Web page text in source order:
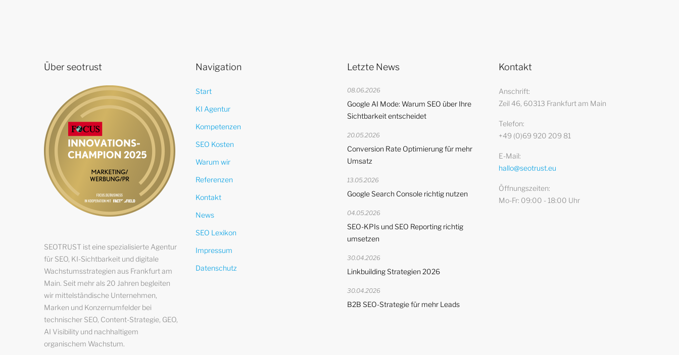
Über seotrust
SEOTRUST ist eine spezialisierte Agentur
für SEO, KI-Sichtbarkeit und digitale
Wachstumsstrategien aus Frankfurt am
Main. Seit mehr als 20 Jahren begleiten
wir mittelständische Unternehmen,
Marken und Konzernumfelder bei
technischer SEO, Content-Strategie, GEO,
AI Visibility und nachhaltigem
organischem Wachstum.
Navigation
Start
KI Agentur
Kompetenzen
SEO Kosten
Warum wir
Referenzen
Kontakt
News
SEO Lexikon
Impressum
Datenschutz
Letzte News
08.06.2026
Google AI Mode: Warum SEO über Ihre
Sichtbarkeit entscheidet
20.05.2026
Conversion Rate Optimierung für mehr
Umsatz
13.05.2026
Google Search Console richtig nutzen
04.05.2026
SEO-KPIs und SEO Reporting richtig
umsetzen
30.04.2026
Linkbuilding Strategien 2026
30.04.2026
B2B SEO-Strategie für mehr Leads
Kontakt
Anschrift
Zeil 46, 60313 Frankfurt am Main
Telefon
+49 (0)69 920 209 81
E-Mail
hallo@seotrust.eu
Öffnungszeiten
Mo-Fr: 09:00 - 18:00 Uhr